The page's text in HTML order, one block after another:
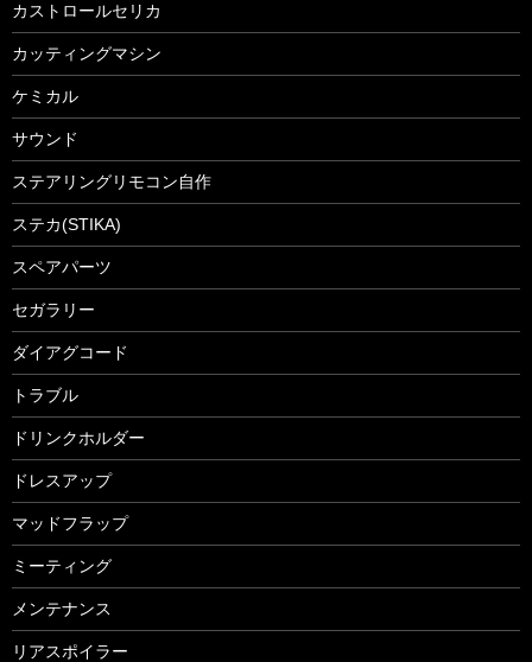
カストロールセリカ
カッティングマシン
ケミカル
サウンド
ステアリングリモコン自作
ステカ(STIKA)
スペアパーツ
セガラリー
ダイアグコード
トラブル
ドリンクホルダー
ドレスアップ
マッドフラップ
ミーティング
メンテナンス
リアスポイラー